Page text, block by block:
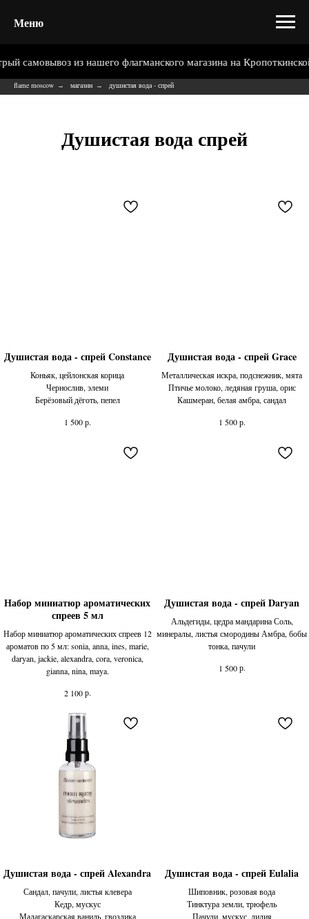
Меню
из нашего флагманского магазина на Кропоткинской.
flame moscow → магазин → душистая вода - спрей
Душистая вода спрей
Душистая вода - спрей Constance
Коньяк, цейлонская корица
Чернослив, элеми
Берёзовый дёготь, пепел
1 500 р.
Душистая вода - спрей Grace
Металлическая искра, подснежник, мята
Птичье молоко, ледяная груша, орис
Кашмеран, белая амбра, сандал
1 500 р.
Набор миниатюр ароматических
спреев 5 мл
Набор миниатюр ароматических спреев 12
ароматов по 5 мл: sonia, anna, ines, marie,
daryan, jackie, alexandra, cora, veronica,
gianna, nina, maya.
2 100 р.
Душистая вода - спрей Daryan
Альдегиды, цедра мандарина Соль,
минералы, листья смородины Амбра, бобы
тонка, пачули
1 500 р.
Душистая вода - спрей Alexandra
Сандал, пачули, листья клевера
Кедр, мускус
Мадагаскарская ваниль, гвоздика
Душистая вода - спрей Eulalia
Шиповник, розовая вода
Тинктура земли, трюфель
Пачули, мускус, лилия